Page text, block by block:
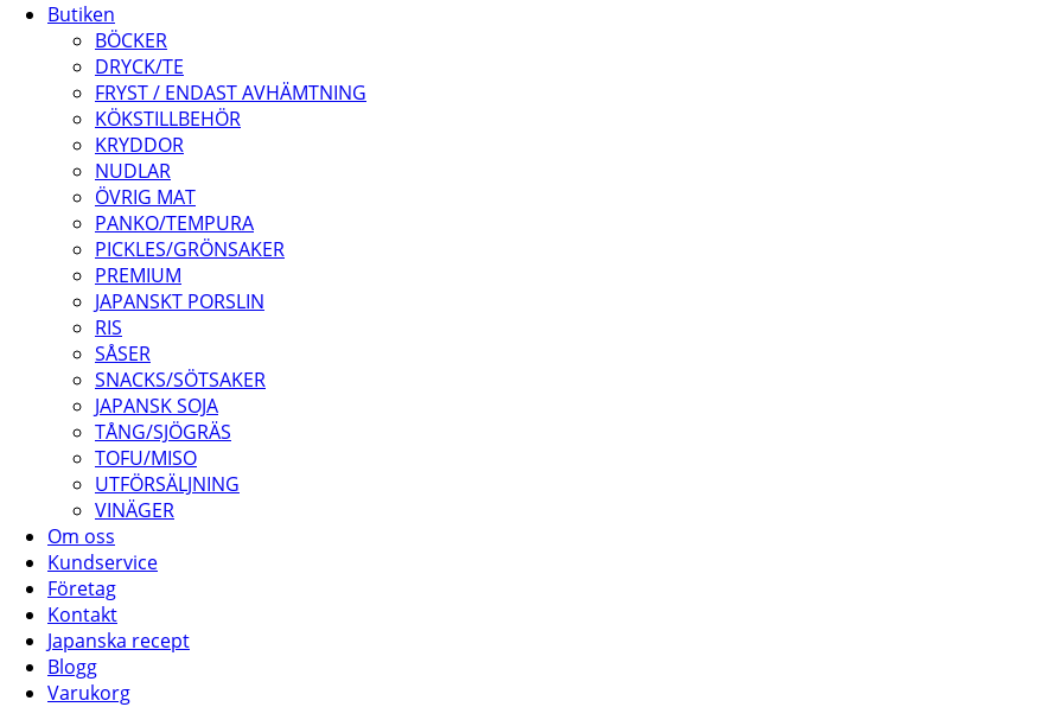
Butiken
BÖCKER
DRYCK/TE
FRYST / ENDAST AVHÄMTNING
KÖKSTILLBEHÖR
KRYDDOR
NUDLAR
ÖVRIG MAT
PANKO/TEMPURA
PICKLES/GRÖNSAKER
PREMIUM
JAPANSKT PORSLIN
RIS
SÅSER
SNACKS/SÖTSAKER
JAPANSK SOJA
TÅNG/SJÖGRÄS
TOFU/MISO
UTFÖRSÄLJNING
VINÄGER
Om oss
Kundservice
Företag
Kontakt
Japanska recept
Blogg
Varukorg